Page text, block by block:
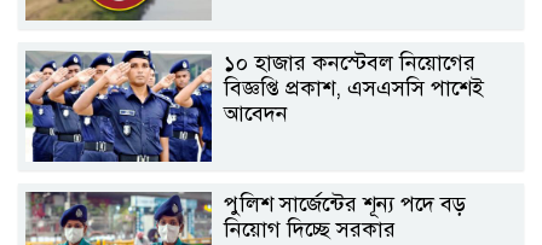
১০ হাজার কনস্টেবল নিয়োগের
বিজ্ঞপ্তি প্রকাশ, এসএসসি পাশেই
আবেদন
পুলিশ সার্জেন্টের শূন্য পদে বড়
নিয়োগ দিচ্ছে সরকার